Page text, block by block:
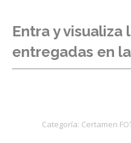
Entra y
entregadas en
Categoría: Certamen